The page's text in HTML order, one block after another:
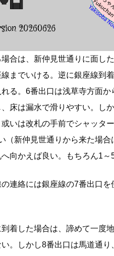
合は、新仲見世通りに面し
までいける。逆に銀座線到
る。6番出口は浅草寺方面
床は漏水で滑りやすい。し
いは改札の手前でシャッタ
（新仲見世通りから来た場
向かえば良い。もちろん1～
連絡には銀座線の7番出口
着した場合は、諦めて一度
。しかし8番出口は馬道通